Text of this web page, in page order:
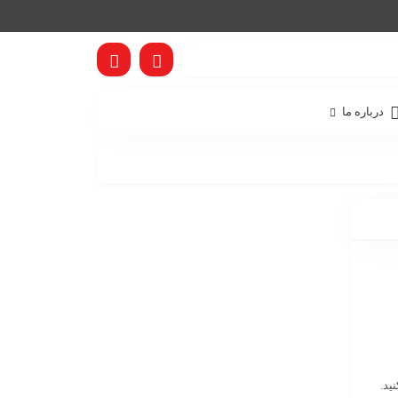
درباره ما